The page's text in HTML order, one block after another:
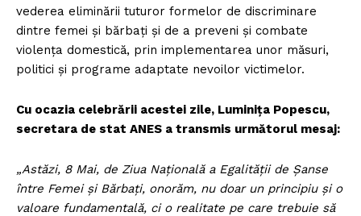
vederea eliminării tuturor formelor de discriminare
dintre femei și bărbați și de a preveni și combate
violența domestică, prin implementarea unor măsuri,
politici și programe adaptate nevoilor victimelor.
Cu ocazia celebrării acestei zile, Luminița Popescu,
secretara de stat ANES a transmis următorul mesaj:
„Astăzi, 8 Mai, de Ziua Națională a Egalității de Șanse
între Femei și Bărbați, onorăm, nu doar un principiu și o
valoare fundamentală, ci o realitate pe care trebuie să